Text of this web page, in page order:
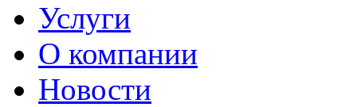
Услуги
О компании
Новости